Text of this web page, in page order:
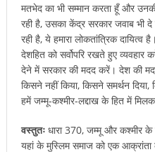
मतभेद का भी सम्मान करता हूँ और
रही है, उसका केंद्र सरकार जवाब भी
रही है, ये हमारा लोकतांत्रिक
देशहित को सर्वोपरि रखते हुए व्यवहार
देने में सरकार की मदद करें। देश की
किसने नहीं किया, किसने समर्थन
हमें जम्मू-कश्मीर-लद्दाख के हित में
वस्तुतःधारा 370, जम्मू और कश्मीर के
यहां के मुस्लिम समाज को एक